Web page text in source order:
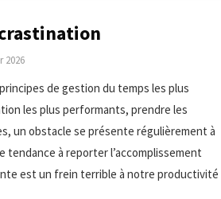
2026
de gestion du temps les plus
les plus performants, prendre les
un obstacle se présente régulièrement à
tendance à reporter l’accomplissement
est un frein terrible à notre productivité